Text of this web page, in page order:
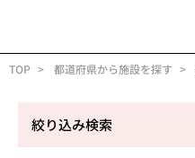
TOP 都道府県から施設を探す
絞り込み検索